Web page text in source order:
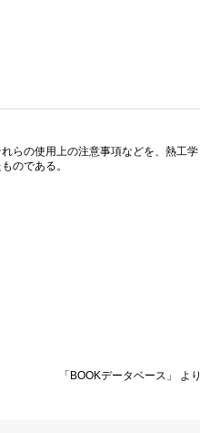
らの使用上の注意事項などを、熱工学
のである。
「BOOKデータベース」 より